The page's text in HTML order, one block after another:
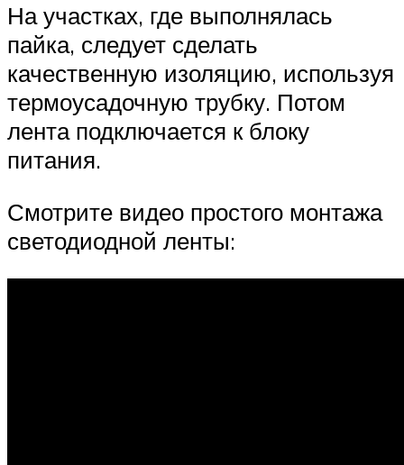
На участках, где выполнялась
пайка, следует сделать
качественную изоляцию, используя
термоусадочную трубку. Потом
лента подключается к блоку
питания.
Смотрите видео простого монтажа
светодиодной ленты: